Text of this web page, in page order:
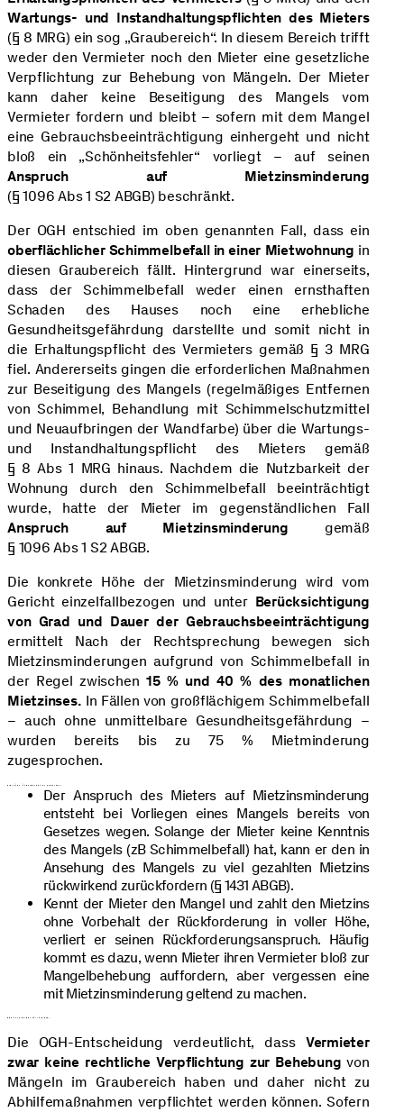
Wartungs- und Instandhaltungspflichten des Mieters
(§ 8 MRG) ein sog „Graubereich“. In diesem Bereich trifft
weder den Vermieter noch den Mieter eine gesetzliche
Verpflichtung zur Behebung von Mängeln. Der Mieter
kann daher keine Beseitigung des Mangels vom
Vermieter fordern und bleibt – sofern mit dem Mangel
eine Gebrauchsbeeinträchtigung einhergeht und nicht
bloß ein „Schönheitsfehler“ vorliegt – auf seinen
Anspruch auf Mietzinsminderung
(§ 1096 Abs 1 S2 ABGB) beschränkt.
Der OGH entschied im oben genannten Fall, dass ein
oberflächlicher Schimmelbefall in einer Mietwohnung in
diesen Graubereich fällt. Hintergrund war einerseits,
dass der Schimmelbefall weder einen ernsthaften
Schaden des Hauses noch eine erhebliche
Gesundheitsgefährdung darstellte und somit nicht in
die Erhaltungspflicht des Vermieters gemäß § 3 MRG
fiel. Andererseits gingen die erforderlichen Maßnahmen
zur Beseitigung des Mangels (regelmäßiges Entfernen
von Schimmel, Behandlung mit Schimmelschutzmittel
und Neuaufbringen der Wandfarbe) über die Wartungs-
und Instandhaltungspflicht des Mieters gemäß
§ 8 Abs 1 MRG hinaus. Nachdem die Nutzbarkeit der
Wohnung durch den Schimmelbefall beeinträchtigt
wurde, hatte der Mieter im gegenständlichen Fall
Anspruch auf Mietzinsminderung gemäß
§ 1096 Abs 1 S2 ABGB.
Die konkrete Höhe der Mietzinsminderung wird vom
Gericht einzelfallbezogen und unter Berücksichtigung
von Grad und Dauer der Gebrauchsbeeinträchtigung
ermittelt Nach der Rechtsprechung bewegen sich
Mietzinsminderungen aufgrund von Schimmelbefall in
der Regel zwischen 15 % und 40 % des monatlichen
Mietzinses. In Fällen von großflächigem Schimmelbefall
– auch ohne unmittelbare Gesundheitsgefährdung –
wurden bereits bis zu 75 % Mietminderung
zugesprochen.
Der Anspruch des Mieters auf Mietzinsminderung
entsteht bei Vorliegen eines Mangels bereits von
Gesetzes wegen. Solange der Mieter keine Kenntnis
des Mangels (zB Schimmelbefall) hat, kann er den in
Ansehung des Mangels zu viel gezahlten Mietzins
rückwirkend zurückfordern (§ 1431 ABGB).
Kennt der Mieter den Mangel und zahlt den Mietzins
ohne Vorbehalt der Rückforderung in voller Höhe,
verliert er seinen Rückforderungsanspruch. Häufig
kommt es dazu, wenn Mieter ihren Vermieter bloß zur
Mangelbehebung auffordern, aber vergessen eine
mit Mietzinsminderung geltend zu machen.
Die OGH-Entscheidung verdeutlicht, dass Vermieter
zwar keine rechtliche Verpflichtung zur Behebung von
Mängeln im Graubereich haben und daher nicht zu
Abhilfemaßnahmen verpflichtet werden können. Sofern